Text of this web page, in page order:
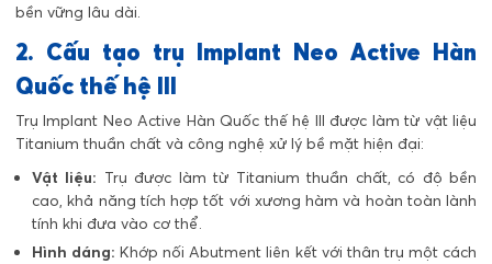
bền vững lâu dài.
2. Cấu tạo trụ Implant Neo Active Hàn
Quốc thế hệ III
Trụ Implant Neo Active Hàn Quốc thế hệ III được làm từ vật liệu
Titanium thuần chất và công nghệ xử lý bề mặt hiện đại:
Vật liệu: Trụ được làm từ Titanium thuần chất, có độ bền
cao, khả năng tích hợp tốt với xương hàm và hoàn toàn lành
tính khi đưa vào cơ thể.
Hình dáng: Khớp nối Abutment liên kết với thân trụ một cách